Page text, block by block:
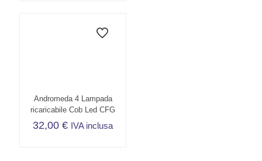
9,70 €
varianti.
scelte
nella
del
Andromeda 4 Lampada
ricaricabile Cob Led CFG
32,00€ IVA inclusa